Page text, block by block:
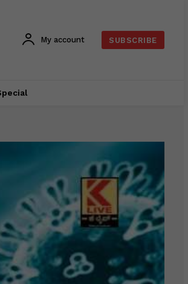
My account SUBSCRIBE